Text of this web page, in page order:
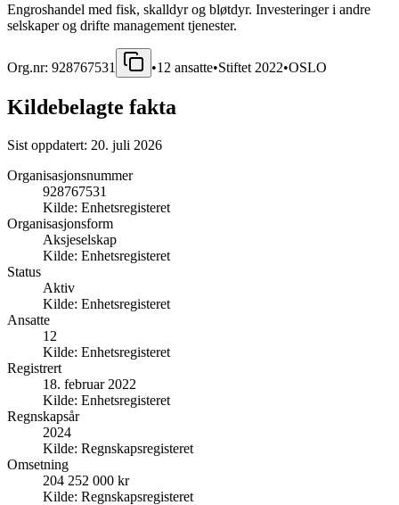
Engroshandel med fisk, skalldyr og bløtdyr. Investeringer i andre
selskaper og drifte management tjenester.
Org.nr: 928767531 •12 ansatte•Stiftet 2022•OSLO
Kildebelagte fakta
Sist oppdatert: 20. juli 2026
Organisasjonsnummer
928767531
Kilde: Enhetsregisteret
Organisasjonsform
Aksjeselskap
Kilde: Enhetsregisteret
Status
Aktiv
Kilde: Enhetsregisteret
Ansatte
12
Kilde: Enhetsregisteret
Registrert
18. februar 2022
Kilde: Enhetsregisteret
Regnskapsår
2024
Kilde: Regnskapsregisteret
Omsetning
204 252 000 kr
Kilde: Regnskapsregisteret